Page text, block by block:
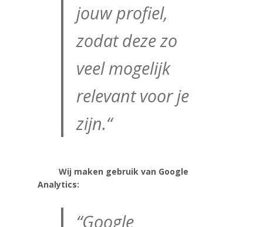
jouw profiel,
zodat deze zo
veel mogelijk
relevant voor je
zijn.“
Wij maken gebruik van Google
Analytics:
“Google